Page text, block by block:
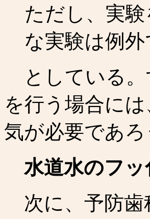
ただし、実
な実験は例外
としている。
を行う場合に
気が必要であろ
水道水のフッ
次に、予防歯